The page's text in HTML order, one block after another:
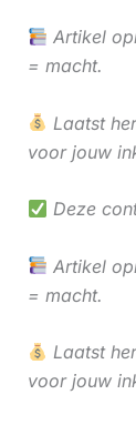
Artikel
= macht.
Laatst
voor jouw
Deze
Artikel
= macht.
Laatst
voor jouw